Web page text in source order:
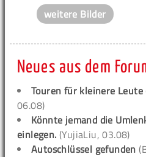
weitere Bilder
Neues aus dem
Touren für kleinere Leute
06.08)
Könnte jemand die
einlegen. (YujiaLiu, 03.08)
Autoschlüssel gefunden